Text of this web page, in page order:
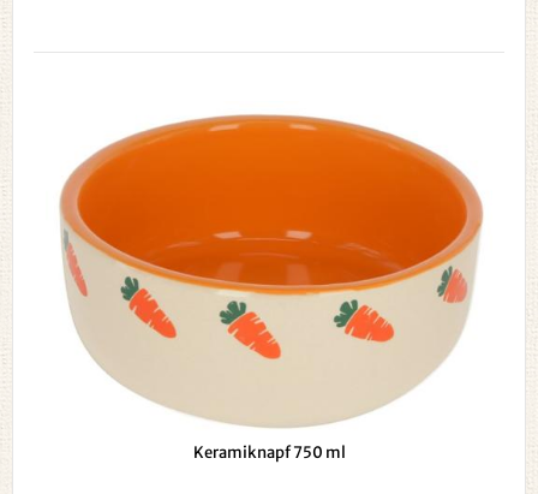
Keramiknapf 750 ml